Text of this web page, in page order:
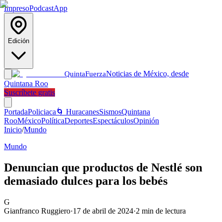
ImpresoPodcastApp
Edición
QuintaFuerzaNoticias de México, desde
Quintana Roo
Suscríbete gratis
PortadaPoliciaca 🌀 HuracanesSismosQuintana
RooMéxicoPolíticaDeportesEspectáculosOpinión
Inicio/Mundo
Mundo
Denuncian que productos de Nestlé son
demasiado dulces para los bebés
G
Gianfranco Ruggiero·17 de abril de 2024·2 min de lectura